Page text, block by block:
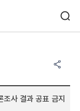
사 결과 공표 금지